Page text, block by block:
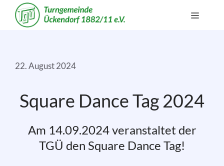
Inhalt
springen
Menü
22. August 2024
Square Dance Tag 2024
Am 14.09.2024 veranstaltet der
TGÜ den Square Dance Tag!